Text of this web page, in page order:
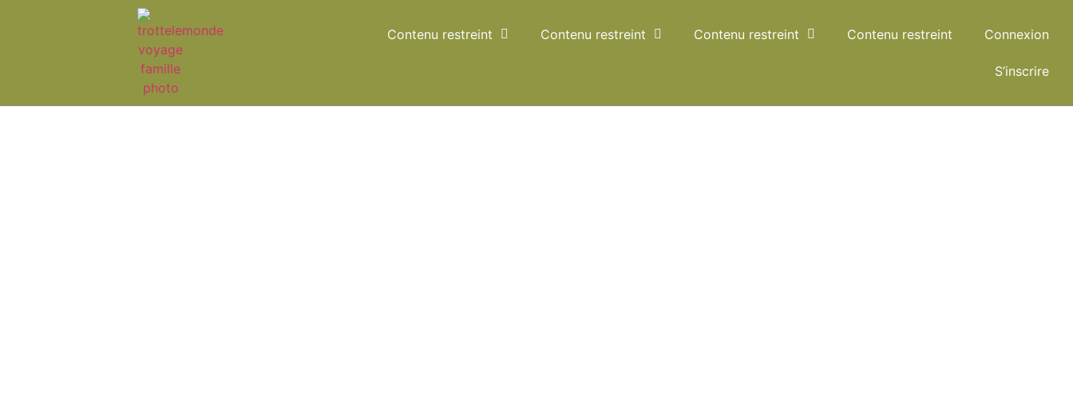
Contenu restreint Contenu restreint Contenu restreint Contenu restreint Connexion
S’inscrire